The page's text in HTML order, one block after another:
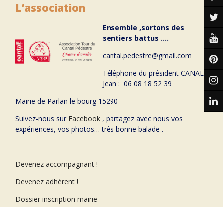
L’association
Ensemble ,sortons des
sentiers battus ….
cantal.pedestre@gmail.com
Téléphone du président CANAL
Jean : 06 08 18 52 39
Mairie de Parlan le bourg 15290
Suivez-nous sur Facebook , partagez avec nous vos
expériences, vos photos… très bonne balade .
Devenez accompagnant !
Devenez adhérent !
Dossier inscription mairie